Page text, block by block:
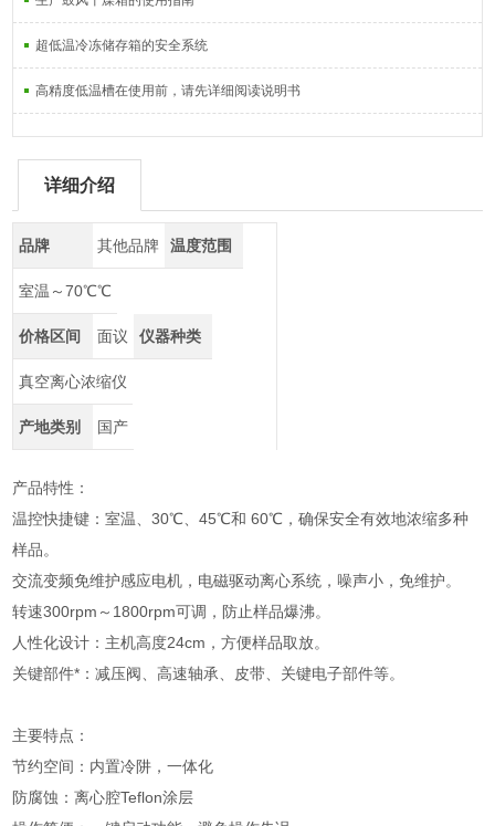
超低温冷冻储存箱的安全系统
高精度低温槽在使用前，请先详细阅读说明书
详细介绍
品牌 其他品牌 温度范围
室温～70℃℃
价格区间 面议 仪器种类
真空离心浓缩仪
产地类别 国产
产品特性：
温控快捷键：室温、30℃、45℃和 60℃，确保安全有效地浓缩多种
样品。
交流变频免维护感应电机，电磁驱动离心系统，噪声小，免维护。
转速300rpm～1800rpm可调，防止样品爆沸。
人性化设计：主机高度24cm，方便样品取放。
关键部件*：减压阀、高速轴承、皮带、关键电子部件等。
主要特点：
节约空间：内置冷阱，一体化
防腐蚀：离心腔Teflon涂层